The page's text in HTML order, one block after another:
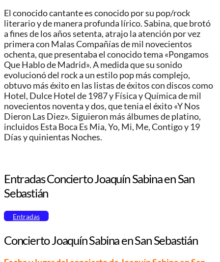
El conocido cantante es conocido por su pop/rock
literario y de manera profunda lírico. Sabina, que brotó
a fines de los años setenta, atrajo la atención por vez
primera con Malas Compañías de mil novecientos
ochenta, que presentaba el conocido tema «Pongamos
Que Hablo de Madrid». A medida que su sonido
evolucionó del rock a un estilo pop más complejo,
obtuvo más éxito en las listas de éxitos con discos como
Hotel, Dulce Hotel de 1987 y Física y Química de mil
novecientos noventa y dos, que tenia el éxito «Y Nos
Dieron Las Diez». Siguieron más álbumes de platino,
incluidos Esta Boca Es Mia, Yo, Mi, Me, Contigo y 19
Días y quinientas Noches.
Entradas Concierto Joaquín Sabina en San
Sebastián
Entradas
Concierto Joaquín Sabina en San Sebastián